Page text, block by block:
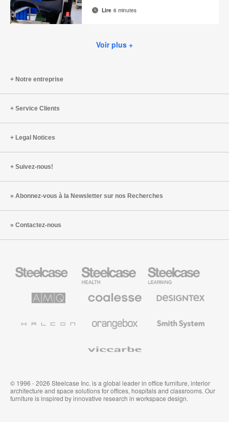
Partager
Partager
Partager
PartagerAdresse
Imprimer
Lire 6 minutes
Voir plus +
Notre entreprise
Service Clients
Legal Notices
Suivez-nous!
Abonnez-vous à la Newsletter sur nos Recherches
Contactez-nous
Health
Mobilier
pour
secteur
Solutions
Mobilier
Premium
Textiles
Muraux
System
© 1996 - 2026 Steelcase Inc. is a global leader in office furniture, interior
architecture and space solutions for offices, hospitals and classrooms. Our
furniture is inspired by innovative research in workspace design.